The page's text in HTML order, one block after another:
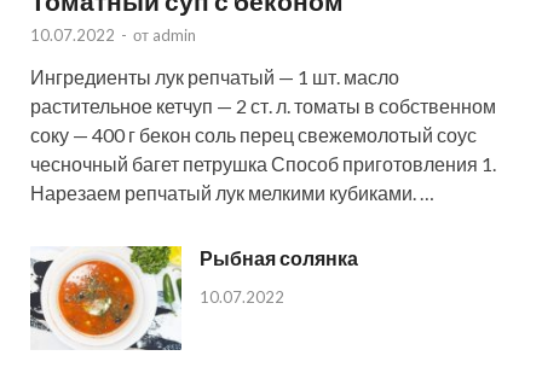
10.07.2022 - от admin
Ингредиенты лук репчатый — 1 шт. масло
растительное кетчуп — 2 ст. л. томаты в собственном
соку — 400 г бекон соль перец свежемолотый соус
чесночный багет петрушка Способ приготовления 1.
Нарезаем репчатый лук мелкими кубиками. …
Рыбная солянка
10.07.2022